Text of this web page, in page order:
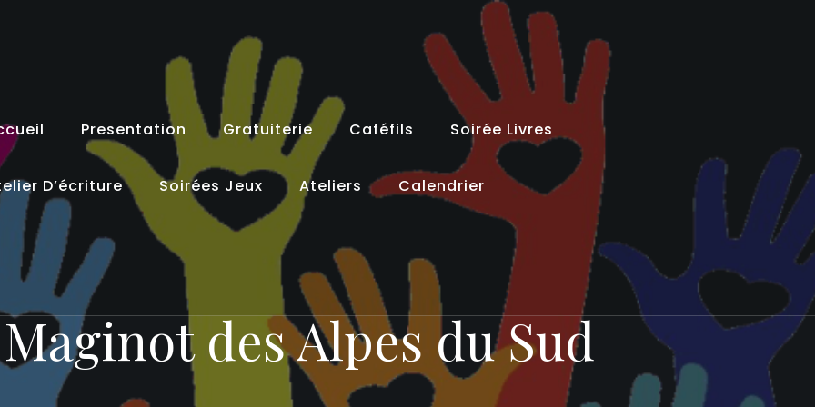
Presentation Gratuiterie Caféfils Soirée Livres
D’écriture Soirées Jeux Ateliers Calendrier
des Alpes du Sud